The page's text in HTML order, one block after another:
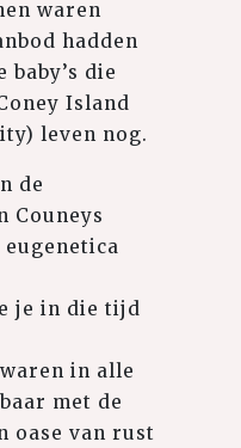
waren
hadden
baby’s die
Island
leven nog.
de
Couneys
je in die tijd
in alle
met de
oase van rust